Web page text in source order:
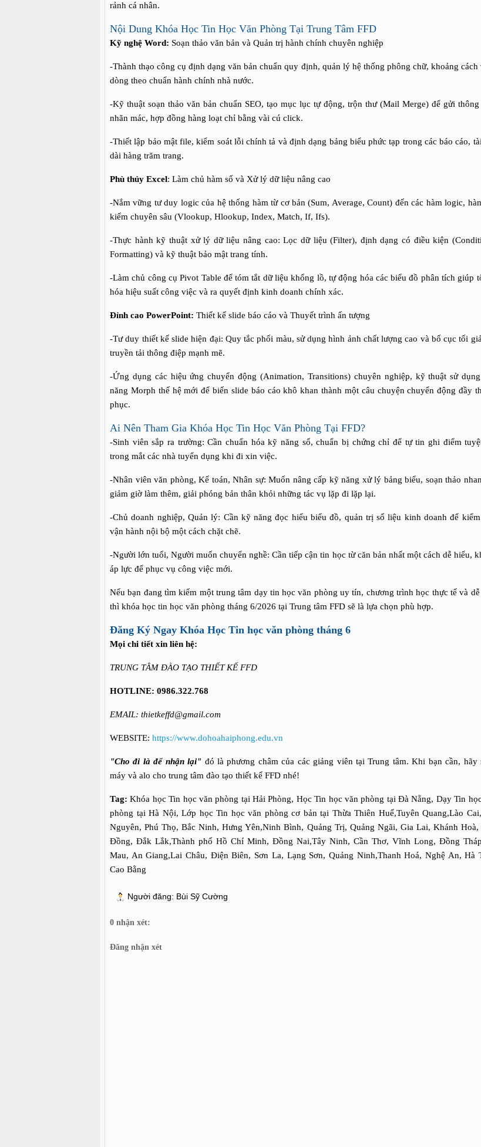
rảnh cá nhân.
Nội Dung Khóa Học Tin Học Văn Phòng Tại Trung Tâm FFD
Kỹ nghệ Word: Soạn thảo văn bản và Quản trị hành chính chuyên nghiệp
-Thành thạo công cụ định dạng văn bản chuẩn quy định, quản lý hệ thống phông chữ, khoảng cách
dòng theo chuẩn hành chính nhà nước.
-Kỹ thuật soạn thảo văn bản chuẩn SEO, tạo mục lục tự động, trộn thư (Mail Merge) để gửi thông
nhãn mác, hợp đồng hàng loạt chỉ bằng vài cú click.
-Thiết lập bảo mật file, kiểm soát lỗi chính tả và định dạng bảng biểu phức tạp trong các báo cáo,
dài hàng trăm trang.
Phù thủy Excel: Làm chủ hàm số và Xử lý dữ liệu nâng cao
-Nắm vững tư duy logic của hệ thống hàm từ cơ bản (Sum, Average, Count) đến các hàm logic,
kiếm chuyên sâu (Vlookup, Hlookup, Index, Match, If, Ifs).
-Thực hành kỹ thuật xử lý dữ liệu nâng cao: Lọc dữ liệu (Filter), định dạng có điều kiện
Formatting) và kỹ thuật bảo mật trang tính.
-Làm chủ công cụ Pivot Table để tóm tắt dữ liệu khổng lồ, tự động hóa các biểu đồ phân tích giúp
hóa hiệu suất công việc và ra quyết định kinh doanh chính xác.
Đỉnh cao PowerPoint: Thiết kế slide báo cáo và Thuyết trình ấn tượng
-Tư duy thiết kế slide hiện đại: Quy tắc phối màu, sử dụng hình ảnh chất lượng cao và bố cục tối
truyền tải thông điệp mạnh mẽ.
-Ứng dụng các hiệu ứng chuyển động (Animation, Transitions) chuyên nghiệp, kỹ thuật sử
năng Morph thế hệ mới để biến slide báo cáo khô khan thành một câu chuyện chuyển động đầy
phục.
Ai Nên Tham Gia Khóa Học Tin Học Văn Phòng Tại FFD?
-Sinh viên sắp ra trường: Cần chuẩn hóa kỹ năng số, chuẩn bị chứng chỉ để tự tin ghi điểm
trong mắt các nhà tuyển dụng khi đi xin việc.
-Nhân viên văn phòng, Kế toán, Nhân sự: Muốn nâng cấp kỹ năng xử lý bảng biểu, soạn thảo
giảm giờ làm thêm, giải phóng bản thân khỏi những tác vụ lặp đi lặp lại.
-Chủ doanh nghiệp, Quản lý: Cần kỹ năng đọc hiểu biểu đồ, quản trị số liệu kinh doanh để kiểm
vận hành nội bộ một cách chặt chẽ.
-Người lớn tuổi, Người muốn chuyển nghề: Cần tiếp cận tin học từ căn bản nhất một cách dễ hiểu,
áp lực để phục vụ công việc mới.
Nếu bạn đang tìm kiếm một trung tâm dạy tin học văn phòng uy tín, chương trình học thực tế và dễ
thì khóa học tin học văn phòng tháng 6/2026 tại Trung tâm FFD sẽ là lựa chọn phù hợp.
Đăng Ký Ngay Khóa Học Tin học văn phòng tháng 6
Mọi chi tiết xin liên hệ:
TRUNG TÂM ĐÀO TẠO THIẾT KẾ FFD
HOTLINE: 0986.322.768
EMAIL: thietkeffd@gmail.com
WEBSITE: https://www.dohoahaiphong.edu.vn
"Cho đi là để nhận lại" đó là phương châm của các giảng viên tại Trung tâm. Khi bạn cần, hãy
máy và alo cho trung tâm đào tạo thiết kế FFD nhé!
Tag:Khóa học Tin học văn phòng tại Hải Phòng, Học Tin học văn phòng tại Đà Nẵng, Dạy Tin
phòng tại Hà Nội, Lớp học Tin học văn phòng cơ bản tại Thừa Thiên Huế,Tuyên Quang,Lào
Nguyên, Phú Thọ, Bắc Ninh, Hưng Yên,Ninh Bình, Quảng Trị, Quảng Ngãi, Gia Lai, Khánh Hoà,
Đồng, Đắk Lắk,Thành phố Hồ Chí Minh, Đồng Nai,Tây Ninh, Cần Thơ, Vĩnh Long, Đồng
Mau, An Giang,Lai Châu, Điện Biên, Sơn La, Lạng Sơn, Quảng Ninh,Thanh Hoá, Nghệ An, Hà
Cao Bằng
Người đăng: Bùi Sỹ Cường
0 nhận xét:
Đăng nhận xét